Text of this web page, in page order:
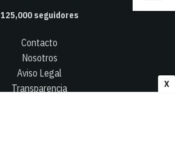
X
125,000seguidores
Contacto
Nosotros
Aviso Legal
Transparencia